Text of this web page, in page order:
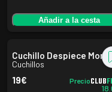
Añadir a la cesta
Cuchillo Despiece
Cuchillos
19€ PrecioCLUB